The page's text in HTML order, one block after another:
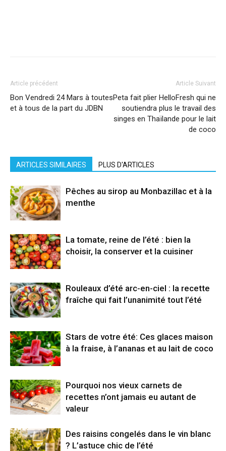
Article précédent
Bon Vendredi 24 Mars à toutes
et à tous de la part du JDBN
Article Suivant
Peta fait plier HelloFresh qui ne
soutiendra plus le travail des
singes en Thaïlande pour le lait
de coco
ARTICLES SIMILAIRES PLUS D'ARTICLES
Pêches au sirop au Monbazillac et à la
menthe
La tomate, reine de l’été : bien la
choisir, la conserver et la cuisiner
Rouleaux d’été arc-en-ciel : la recette
fraîche qui fait l’unanimité tout l’été
Stars de votre été: Ces glaces maison
à la fraise, à l’ananas et au lait de coco
Pourquoi nos vieux carnets de
recettes n’ont jamais eu autant de
valeur
Des raisins congelés dans le vin blanc
? L’astuce chic de l’été